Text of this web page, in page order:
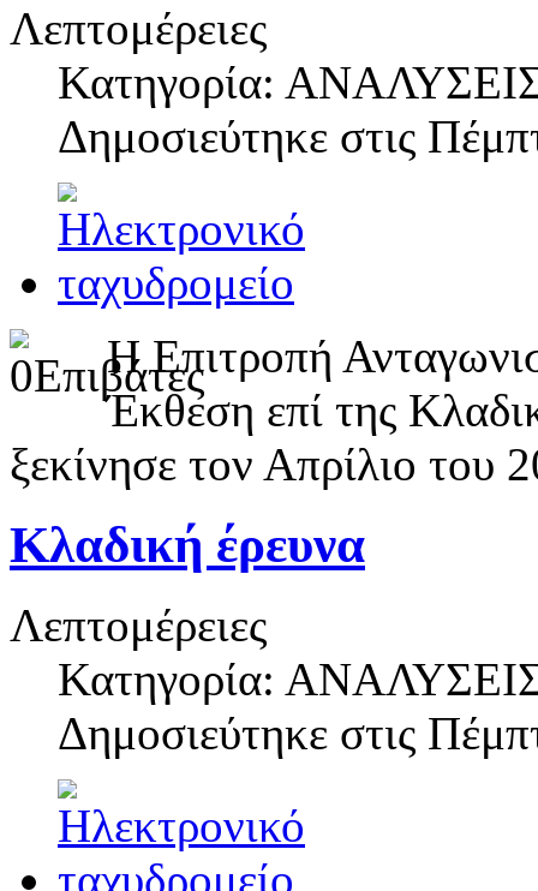
Λεπτομέρειες
Κατηγορία:
Δημοσιεύτηκε στις
Η Επιτροπή
Έκθεση επί της
ξεκίνησε τον Απρίλιο του
Κλαδική έρευνα
Λεπτομέρειες
Κατηγορία:
Δημοσιεύτηκε στις